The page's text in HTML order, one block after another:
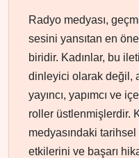
Radyo medyası,
sesini yansıtan en
biridir. Kadınlar, bu
dinleyici olarak değil,
yayıncı, yapımcı ve
roller üstlenmişlerdir.
medyasındaki
etkilerini ve başarı